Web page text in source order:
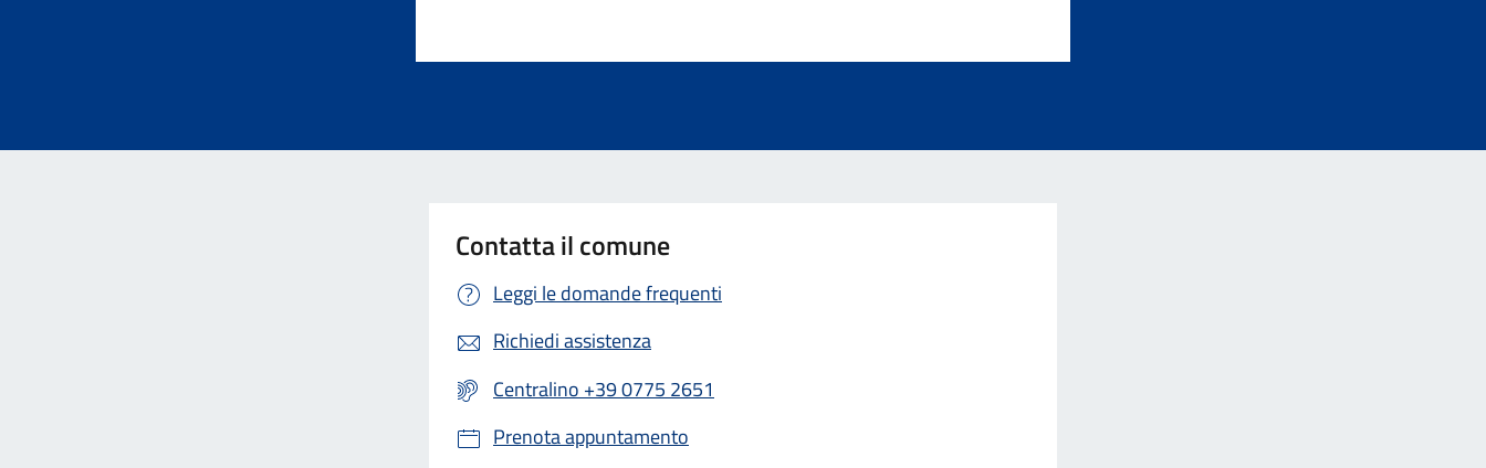
Contatta il comune
Leggi le domande frequenti
Richiedi assistenza
Centralino +39 0775 2651
Prenota appuntamento